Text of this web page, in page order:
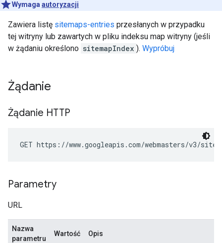
Wymaga autoryzacji
Zawiera listę sitemaps-entries przesłanych w przypadku
tej witryny lub zawartych w pliku indeksu map witryny (jeśli
w żądaniu określono sitemapIndex ). Wypróbuj
Żądanie
Żądanie HTTP
GET https://www.googleapis.com/webmasters/v3/
Parametry
URL
Nazwa
parametru
Wartość Opis